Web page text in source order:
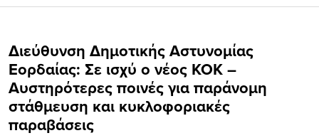
Διεύθυνση Δημοτικής Αστυνομίας
Εορδαίας: Σε ισχύ ο νέος ΚΟΚ –
Αυστηρότερες ποινές για παράνομη
στάθμευση και κυκλοφοριακές
παραβάσεις